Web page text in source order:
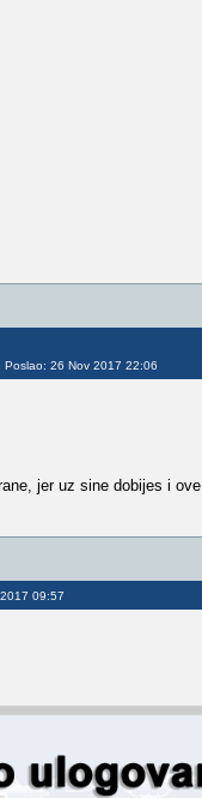
Poslao: 26 Nov 2017 22:06
jer uz sine dobijes i ove
09:57